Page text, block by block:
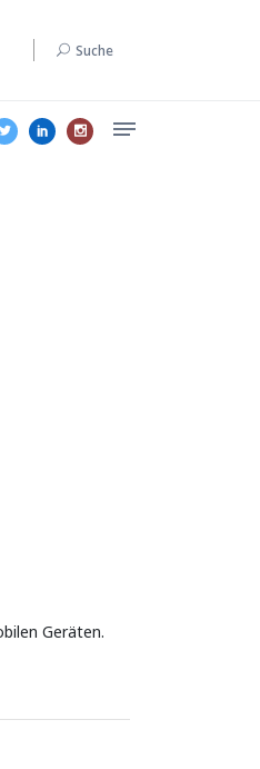
Suche
Geräten.